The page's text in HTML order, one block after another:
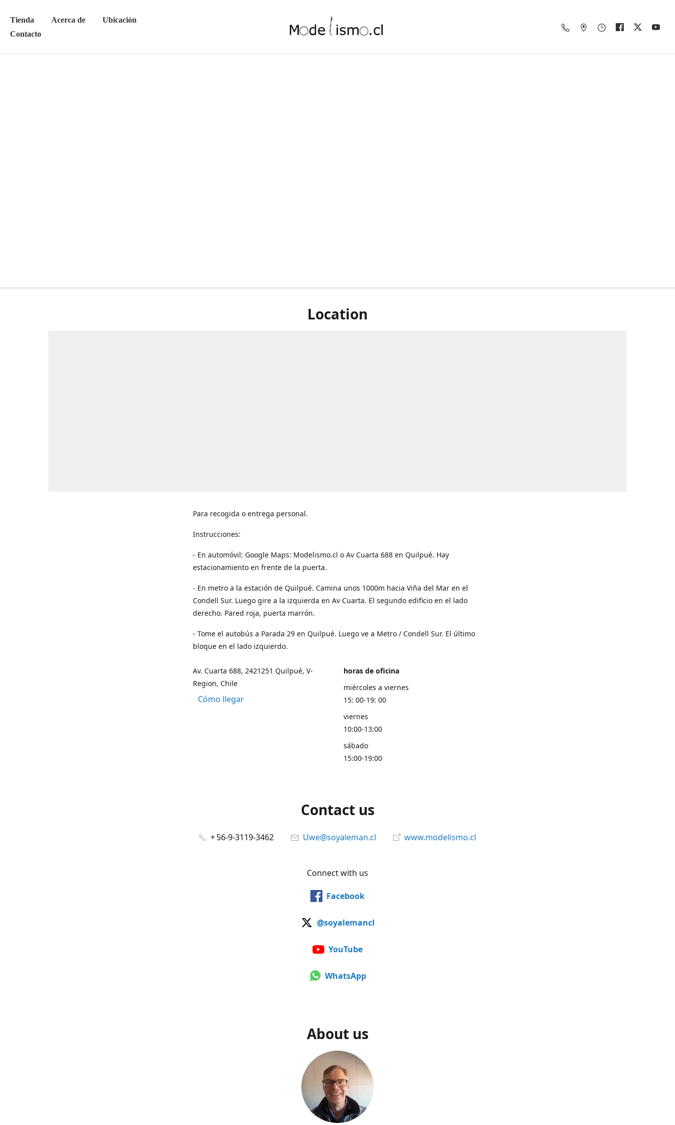
Tienda Acerca de
Ubicación
Contacto
Location
Para recogida o entrega personal.
Instrucciones:
- En automóvil: Google Maps: Modelismo.cl o Av Cuarta 688 en Quilpué. Hay
estacionamiento en frente de la puerta.
- En metro a la estación de Quilpué. Camina unos 1000m hacia Viña del Mar en el
Condell Sur. Luego gire a la izquierda en Av Cuarta. El segundo edificio en el lado
derecho. Pared roja, puerta marrón.
- Tome el autobús a Parada 29 en Quilpué. Luego ve a Metro / Condell Sur. El último
bloque en el lado izquierdo.
Av. Cuarta 688, 2421251 Quilpué, V-
Region, Chile
Cómo llegar
horas de oficina
miércoles a viernes
15: 00-19: 00
viernes
10:00-13:00
sábado
15:00-19:00
Contact us
+ 56-9-3119-3462 Uwe@soyaleman.cl www.modelismo.cl
Connect with us
Facebook
@soyalemancl
YouTube
WhatsApp
About us